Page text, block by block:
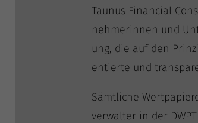
Tau­nus Finan­cial
neh­me­rin­nen und
ung, die auf den
en­tier­te und
Sämt­li­che
ver­wal­ter in der